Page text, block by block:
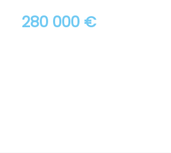
280 000 €